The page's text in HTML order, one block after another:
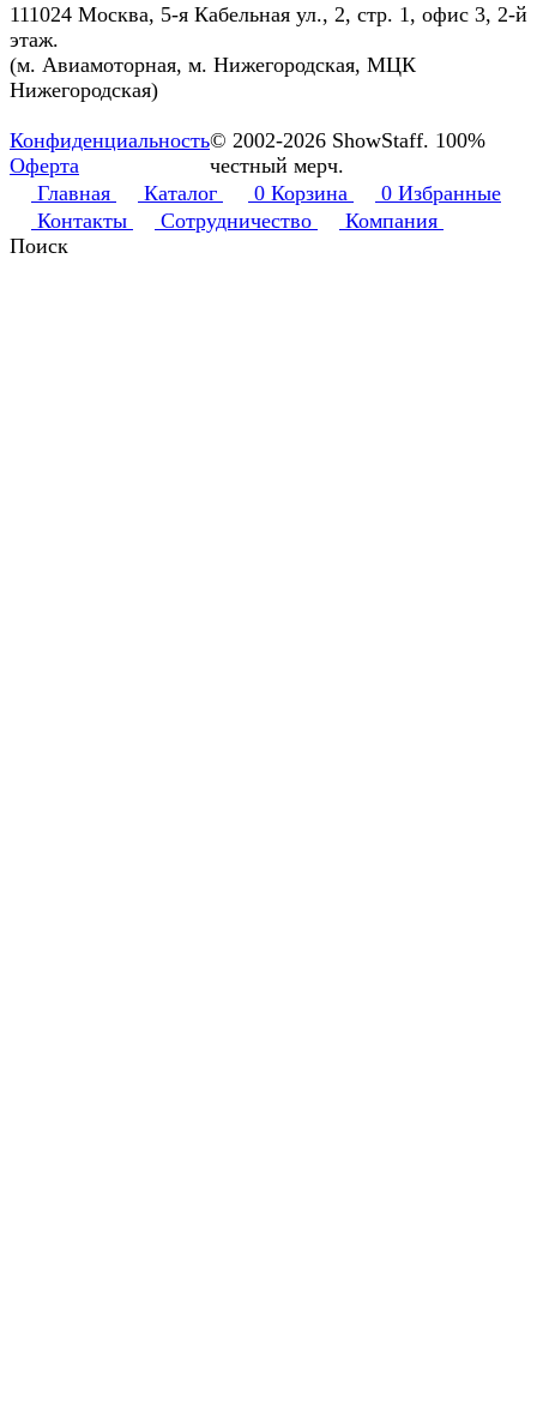
111024 Москва, 5-я Кабельная ул., 2, стр. 1, офис 3, 2-й
этаж.
(м. Авиамоторная, м. Нижегородская, МЦК
Нижегородская)
Конфиденциальность
Оферта
© 2002-2026 ShowStaff. 100%
честный мерч.
Главная
Каталог 0 Корзина 0 Избранные
Контакты
Сотрудничество
Компания
Поиск